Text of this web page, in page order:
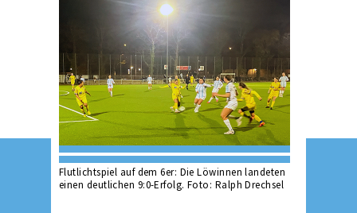
Flutlichtspiel auf dem 6er: Die Löwinnen landeten
einen deutlichen 9:0-Erfolg. Foto: Ralph Drechsel